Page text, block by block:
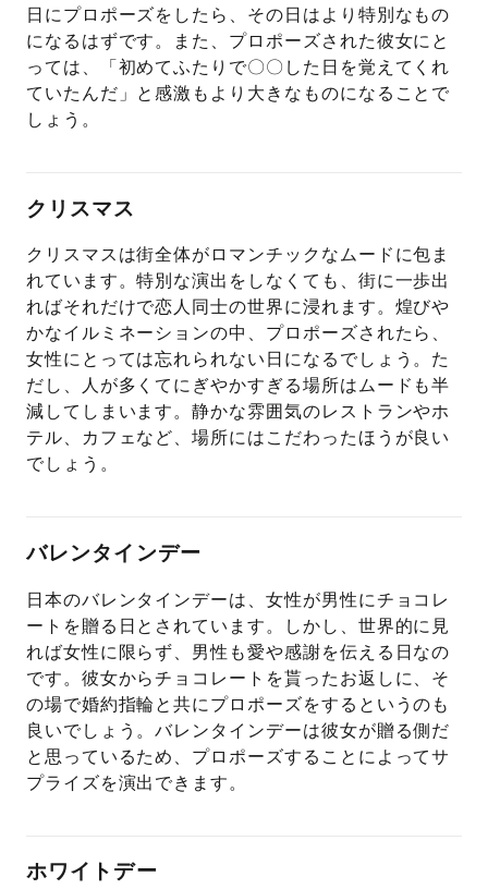
日にプロポーズをしたら、その日はより特別なもの
になるはずです。また、プロポーズされた彼女にと
っては、「初めてふたりで〇〇した日を覚えてくれ
ていたんだ」と感激もより大きなものになることで
しょう。
クリスマス
クリスマスは街全体がロマンチックなムードに包ま
れています。特別な演出をしなくても、街に一歩出
ればそれだけで恋人同士の世界に浸れます。煌びや
かなイルミネーションの中、プロポーズされたら、
女性にとっては忘れられない日になるでしょう。た
だし、人が多くてにぎやかすぎる場所はムードも半
減してしまいます。静かな雰囲気のレストランやホ
テル、カフェなど、場所にはこだわったほうが良い
でしょう。
バレンタインデー
日本のバレンタインデーは、女性が男性にチョコレ
ートを贈る日とされています。しかし、世界的に見
れば女性に限らず、男性も愛や感謝を伝える日なの
です。彼女からチョコレートを貰ったお返しに、そ
の場で婚約指輪と共にプロポーズをするというのも
良いでしょう。バレンタインデーは彼女が贈る側だ
と思っているため、プロポーズすることによってサ
プライズを演出できます。
ホワイトデー